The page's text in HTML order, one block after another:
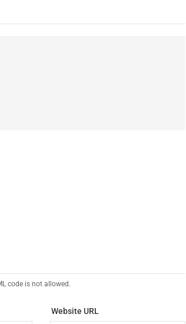
code is not allowed.
Website URL